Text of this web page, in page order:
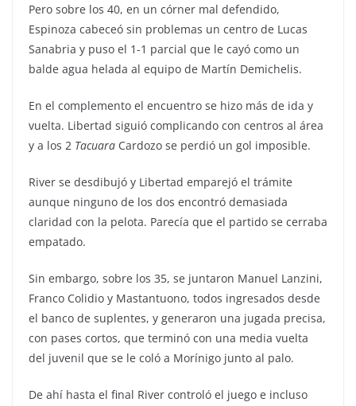
Pero sobre los 40, en un córner mal defendido,
Espinoza cabeceó sin problemas un centro de Lucas
Sanabria y puso el 1-1 parcial que le cayó como un
balde agua helada al equipo de Martín Demichelis.
En el complemento el encuentro se hizo más de ida y
vuelta. Libertad siguió complicando con centros al área
y a los 2 Tacuara Cardozo se perdió un gol imposible.
River se desdibujó y Libertad emparejó el trámite
aunque ninguno de los dos encontró demasiada
claridad con la pelota. Parecía que el partido se cerraba
empatado.
Sin embargo, sobre los 35, se juntaron Manuel Lanzini,
Franco Colidio y Mastantuono, todos ingresados desde
el banco de suplentes, y generaron una jugada precisa,
con pases cortos, que terminó con una media vuelta
del juvenil que se le coló a Morínigo junto al palo.
De ahí hasta el final River controló el juego e incluso